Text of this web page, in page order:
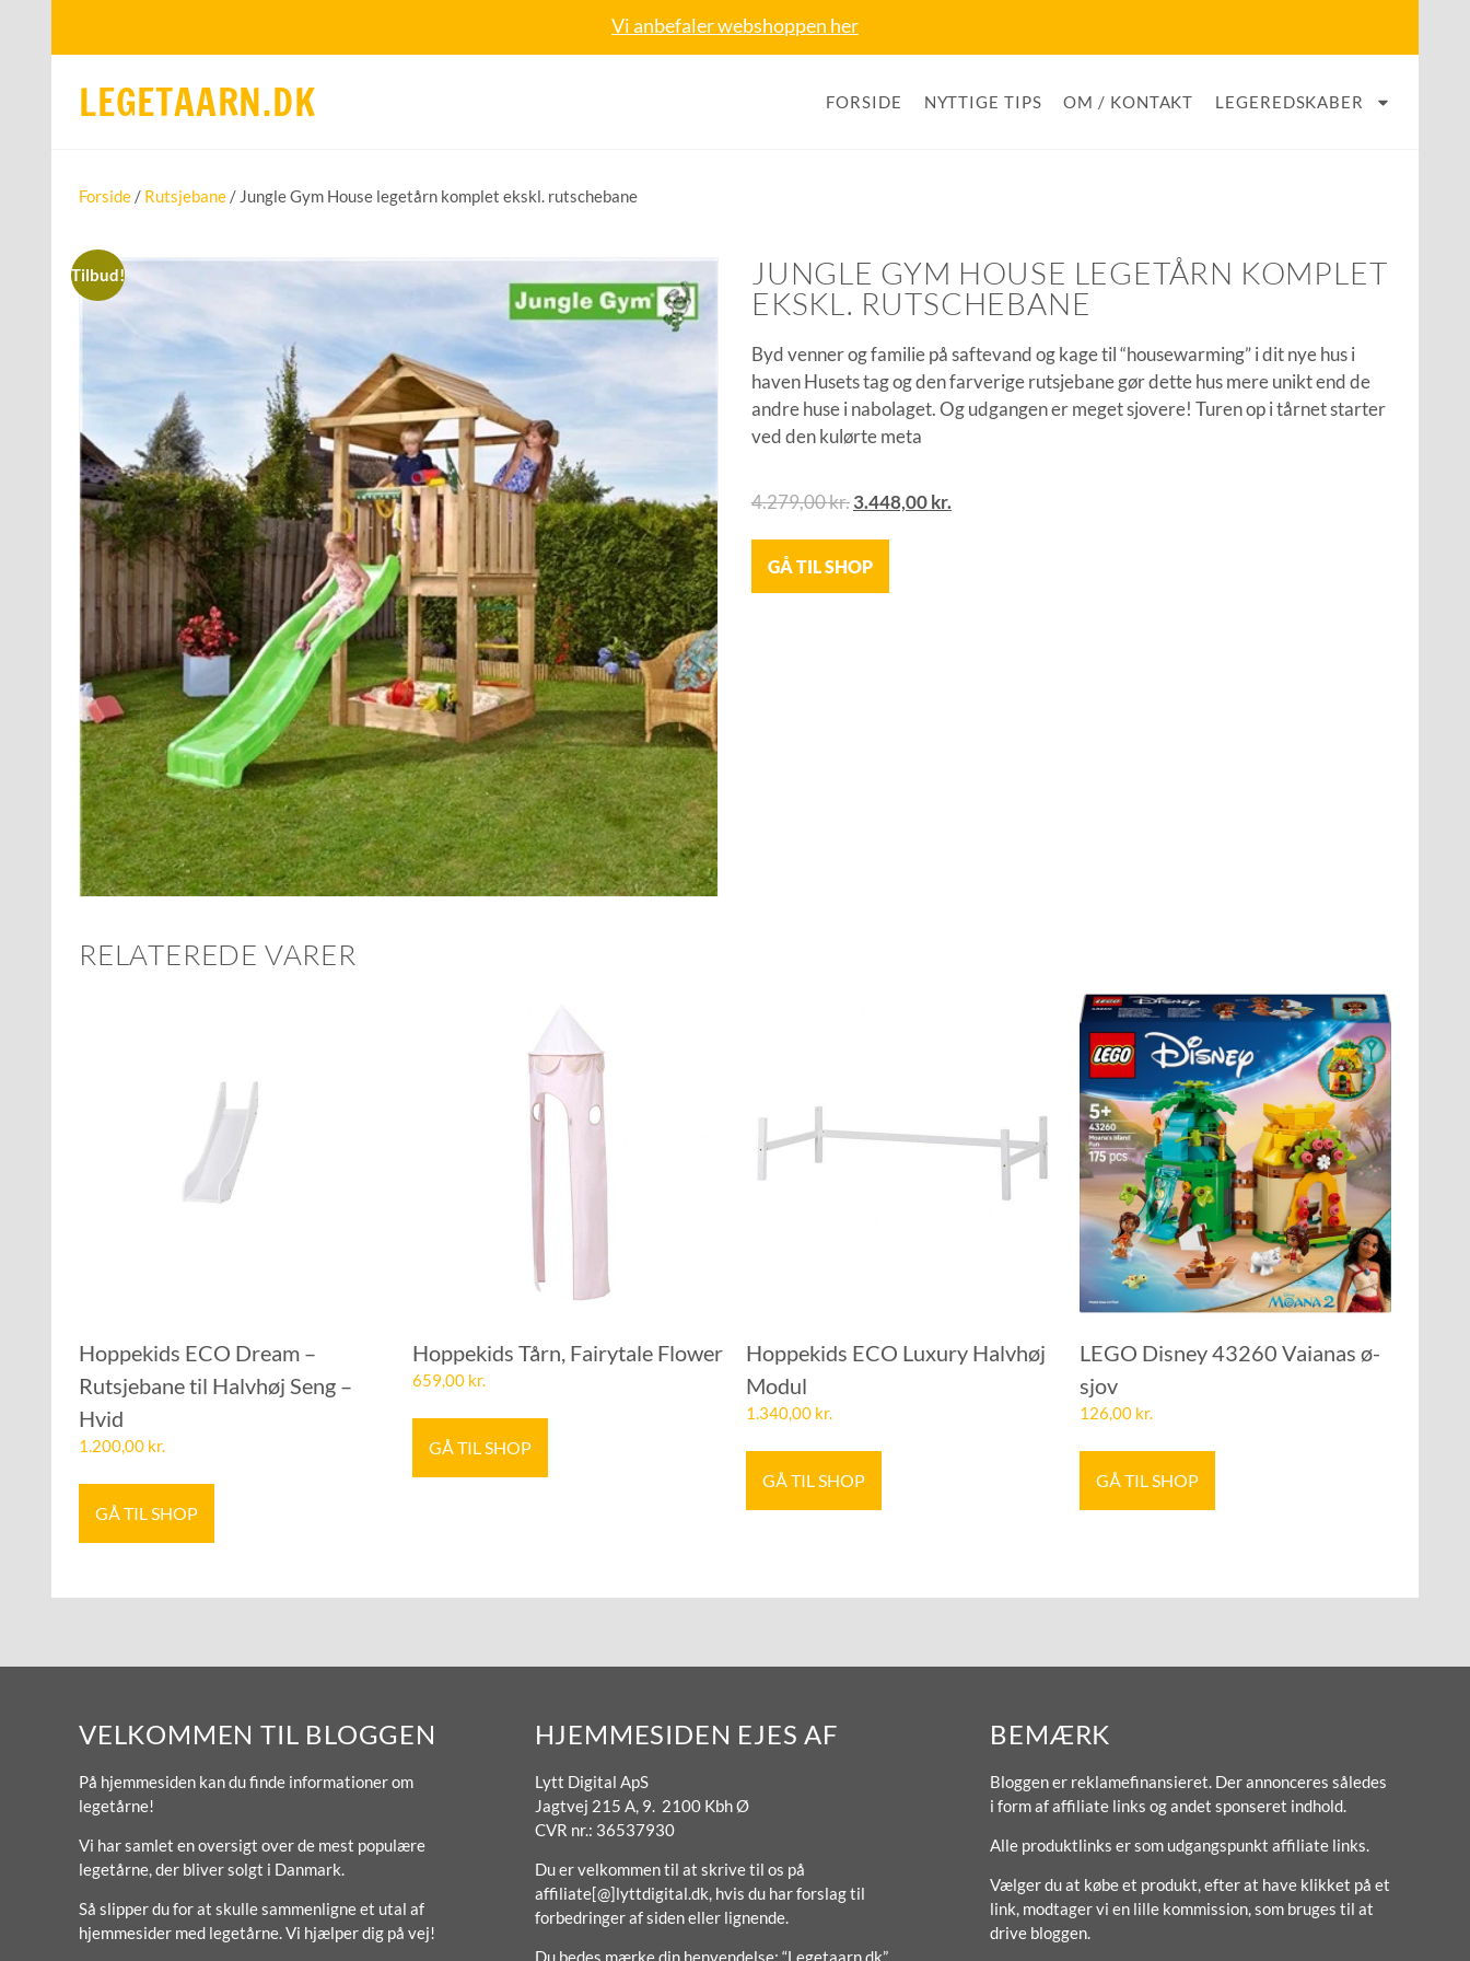
Vi anbefaler webshoppen her
LEGETAARN.DK FORSIDE NYTTIGE TIPS OM / KONTAKT LEGEREDSKABER
Forside / Rutsjebane / Jungle Gym House legetårn komplet ekskl. rutschebane
Tilbud!
JUNGLE GYM HOUSE LEGETÅRN KOMPLET
EKSKL. RUTSCHEBANE
Byd venner og familie på saftevand og kage til “housewarming” i dit nye hus i
haven Husets tag og den farverige rutsjebane gør dette hus mere unikt end de
andre huse i nabolaget. Og udgangen er meget sjovere! Turen op i tårnet starter
ved den kulørte meta
4.279,00kr.3.448,00kr.
GÅ TIL SHOP
RELATEREDE VARER
Hoppekids ECO Dream –
Rutsjebane til Halvhøj Seng –
Hvid
1.200,00 kr.
GÅ TIL SHOP
Hoppekids Tårn, Fairytale Flower
659,00 kr.
GÅ TIL SHOP
Hoppekids ECO Luxury Halvhøj
Modul
1.340,00 kr.
GÅ TIL SHOP
LEGO Disney 43260 Vaianas ø-
sjov
126,00 kr.
GÅ TIL SHOP
VELKOMMEN TIL BLOGGEN
På hjemmesiden kan du finde informationer om
legetårne!
Vi har samlet en oversigt over de mest populære
legetårne, der bliver solgt i Danmark.
Så slipper du for at skulle sammenligne et utal af
hjemmesider med legetårne. Vi hjælper dig på vej!
HJEMMESIDEN EJES AF
Lytt Digital ApS
Jagtvej 215 A, 9. 2100 Kbh Ø
CVR nr.: 36537930
Du er velkommen til at skrive til os på
affiliate[@]lyttdigital.dk, hvis du har forslag til
forbedringer af siden eller lignende.
BEMÆRK
Bloggen er reklamefinansieret. Der annonceres således
i form af affiliate links og andet sponseret indhold.
Alle produktlinks er som udgangspunkt affiliate links.
Vælger du at købe et produkt, efter at have klikket på et
link, modtager vi en lille kommission, som bruges til at
drive bloggen.